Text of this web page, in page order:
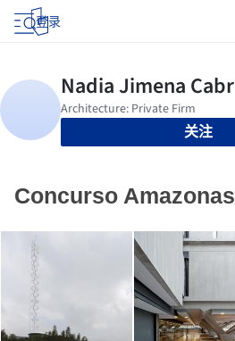
登录
关注
Concurso Amazonas